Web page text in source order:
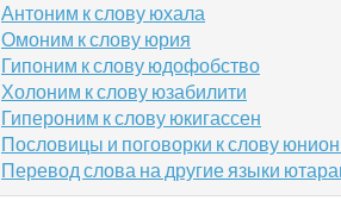
Антоним к слову юхала
Омоним к слову юрия
Гипоним к слову юдофобство
Холоним к слову юзабилити
Гипероним к слову юкигассен
Пословицы и поговорки к слову
Перевод слова на другие языки